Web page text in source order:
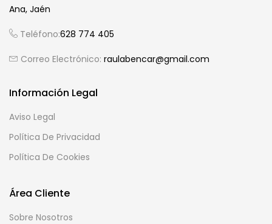
Ana, Jaén
Teléfono:628 774 405
Correo Electrónico: raulabencar@gmail.com
Información Legal
Aviso Legal
Política De Privacidad
Política De Cookies
Área Cliente
Sobre Nosotros